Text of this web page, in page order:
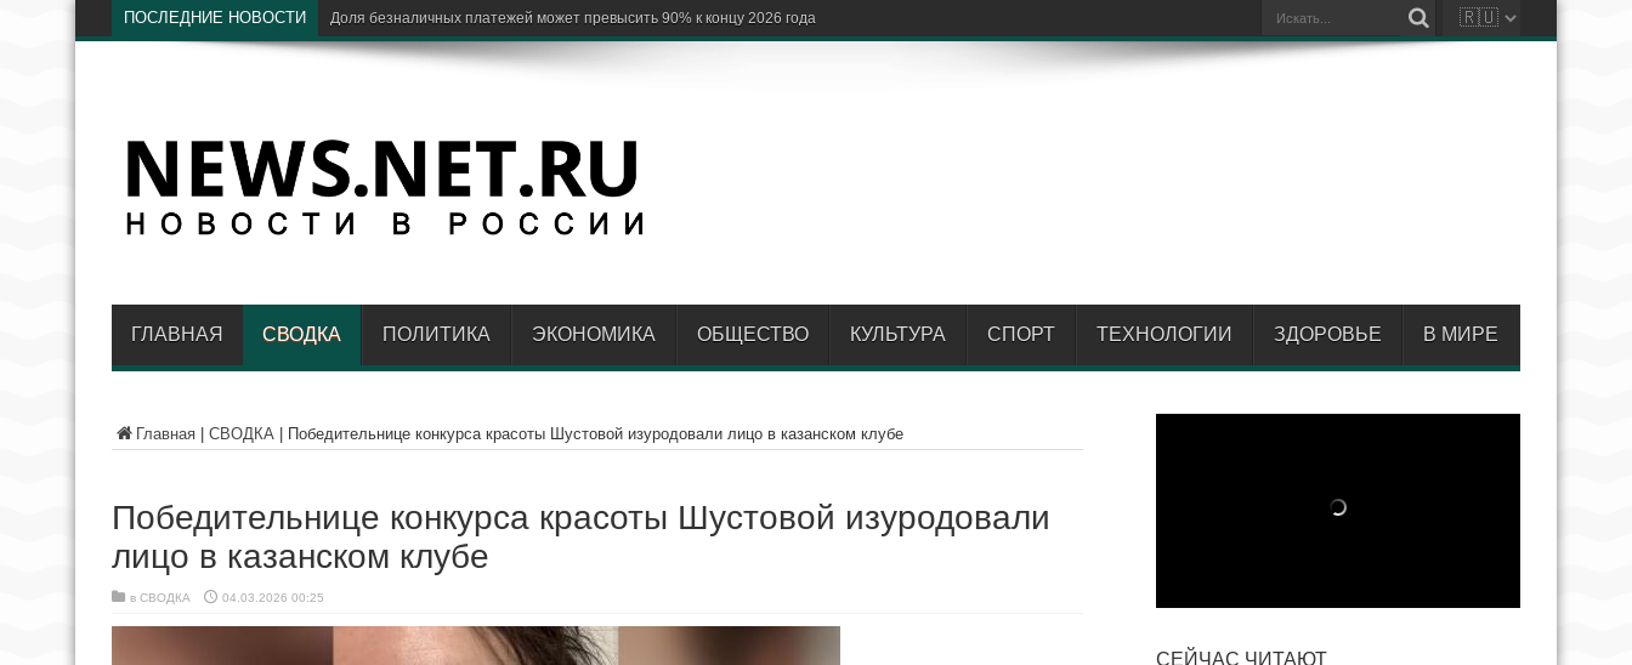
ПОСЛЕДНИЕ НОВОСТИ ЦБ
ГЛАВНАЯ СВОДКА ПОЛИТИКА ЭКОНОМИКА ОБЩЕСТВО КУЛЬТУРА СПОРТ ТЕХНОЛОГИИ ЗДОРОВЬЕ В МИРЕ
Главная СВОДКА Победительнице конкурса красоты Шустовой изуродовали лицо в казанском клубе
Победительнице конкурса красоты Шустовой изуродовали
лицо в казанском клубе
в СВОДКА 04.03.2026 00:25
СЕЙЧАС ЧИТАЮТ